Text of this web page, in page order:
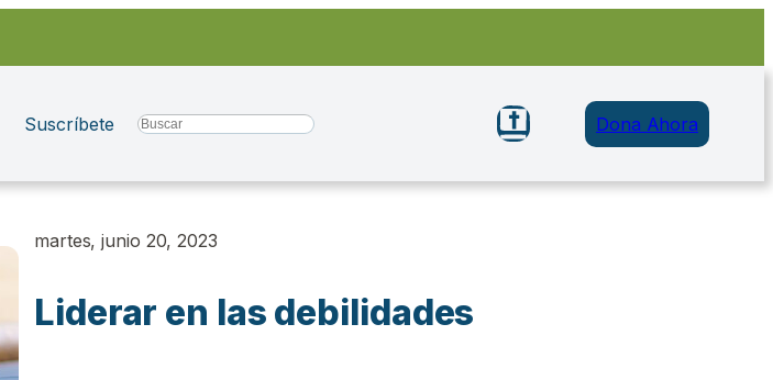
Suscríbete Search Dona Ahora
martes, junio 20, 2023
Liderar en las debilidades